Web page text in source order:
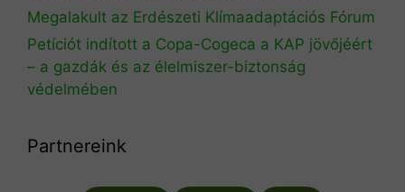
Megalakult az Erdészeti Klímaadaptációs Fórum
Petíciót indított a Copa-Cogeca a KAP jövőjéért
– a gazdák és az élelmiszer-biztonság
védelmében
Partnereink